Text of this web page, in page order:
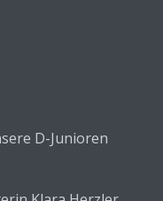
D-Junioren